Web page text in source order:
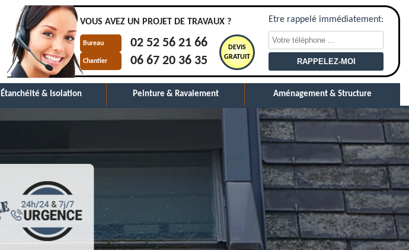
VOUS AVEZ UN PROJET DE TRAVAUX ?
Bureau 02 52 56 21 66
Chantier 06 67 20 36 35
DEVIS
GRATUIT
Etre rappelé immédiatement:
Étanchéité & Isolation Peinture & Ravalement Aménagement & Structure